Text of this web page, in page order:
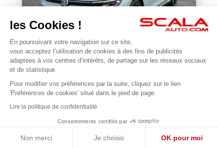
VOLKSWAGEN
Golf 1.5 eTSI EVO2 116 DSG7
22 677 km
31 990 €
les Cookies !
En poursuivant votre navigation sur ce site,
vous acceptez l’utilisation de cookies à des fins de publicités
adaptées à vos centres d’intérêts, de partage sur les réseaux sociaux
et de statistique
Pour modifier vos préférences par la suite, cliquez sur le lien
'Préférences de cookies' situé dans le pied de page.
Lire la politique de confidentialité
Consentements certifiés par
Non merci Je choisis OK pour moi